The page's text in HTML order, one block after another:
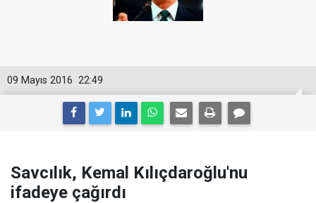
22:49
09 Mayıs 2016
Savcılık, Kemal Kılıçdaroğlu'nu
ifadeye çağırdı